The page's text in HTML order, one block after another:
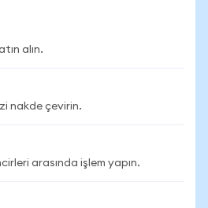
alın.
nakde çevirin.
arasında işlem yapın.